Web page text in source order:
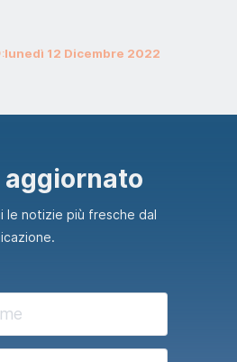
lunedì 12 Dicembre 2022
aggiornato
le notizie più fresche dal